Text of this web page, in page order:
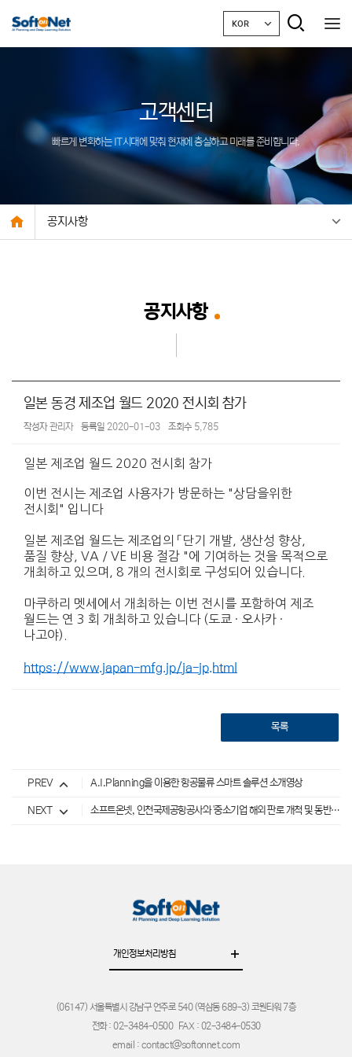
KOR
고객센터
빠르게 변화하는 IT시대에 맞춰 현재에 충실하고 미래를 준비합니다.
공지사항
공지사항
일본 동경 제조업 월드 2020 전시회 참가
작성자 관리자 등록일 2020-01-03 조회수 5,785
일본 제조업 월드 2020 전시회 참가
이번 전시는 제조업 사용자가 방문하는 "상담을위한
전시회" 입니다
일본 제조업 월드는 제조업의 「단기 개발, 생산성 향상,
품질 향상, VA / VE 비용 절감 "에 기여하는 것을 목적으로
개최하고 있으며, 8 개의 전시회로 구성되어 있습니다.
마쿠하리 멧세에서 개최하는 이번 전시를 포함하여 제조
월드는 연 3 회 개최하고 있습니다 (도쿄 · 오사카 ·
나고야).
https://www.japan-mfg.jp/ja-jp.html
목록
PREV A.I.Planning을 이용한 항공물류 스마트 솔루션 소개영상
NEXT 소프트온넷, 인천국제공항공사와 '중소기업 해외 판로 개척 및 동반 진출을 위한 협력 양해각서(MOU)' 체결
개인정보처리방침
(06147) 서울특별시 강남구 언주로 540 (역삼동 689-3) 코원타워 7층
전화 : 02-3484-0500
FAX : 02-3484-0530
email : contact@softonnet.com